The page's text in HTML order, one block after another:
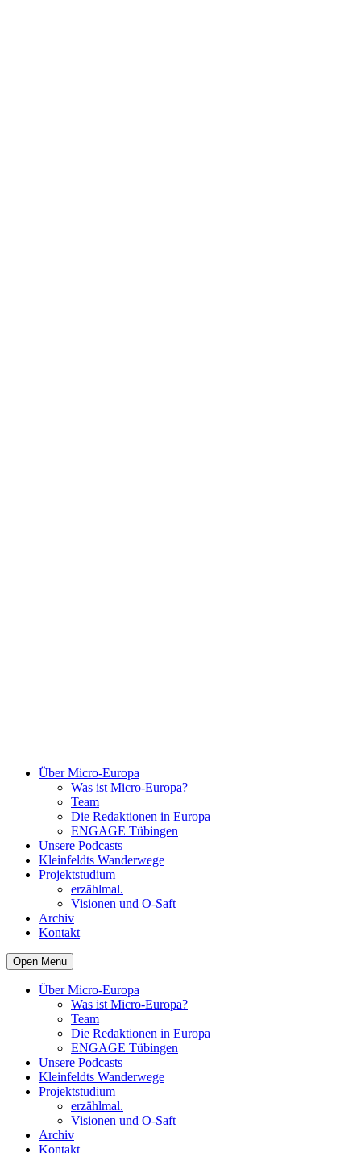
Über Micro-Europa
Was ist Micro-Europa?
Team
Die Redaktionen in Europa
ENGAGE Tübingen
Unsere Podcasts
Kleinfeldts Wanderwege
Projektstudium
erzählmal.
Visionen und O-Saft
Archiv
Kontakt
Open Menu
Über Micro-Europa
Was ist Micro-Europa?
Team
Die Redaktionen in Europa
ENGAGE Tübingen
Unsere Podcasts
Kleinfeldts Wanderwege
Projektstudium
erzählmal.
Visionen und O-Saft
Archiv
Kontakt